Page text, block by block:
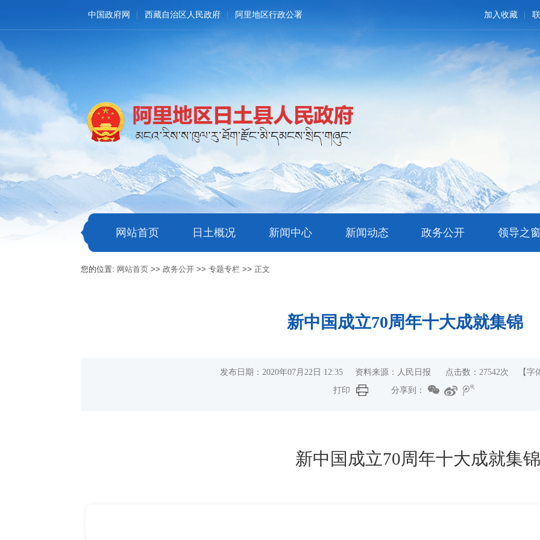
中国政府网 西藏自治区人民政府 阿里地区行政公署 加入收藏
网站首页 日土概况 新闻中心 新闻动态 政务公开 领导之窗
您的位置: 网站首页 >>政务公开 >>专题专栏 >>正文
新中国成立70周年十大成就集锦
发布日期：2020年07月22日 12:35 资料来源：人民日报 点击数： 27542次 【字
打印
分享到：
新中国成立70周年十大成就集锦